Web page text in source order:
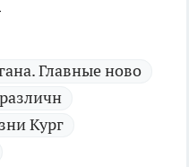
Главные ново
Кург